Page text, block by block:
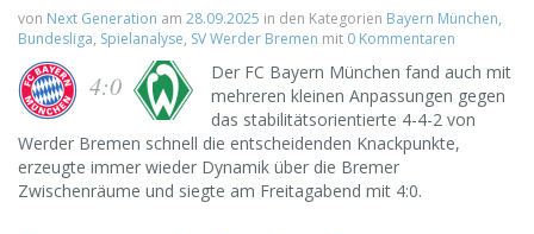
von Next Generation am 28.09.2025 in den Kategorien Bayern München,
Bundesliga, Spielanalyse, SV Werder Bremen mit 0 Kommentaren
4:0
Der FC Bayern München fand auch mit
mehreren kleinen Anpassungen gegen
das stabilitätsorientierte 4-4-2 von
Werder Bremen schnell die entscheidenden Knackpunkte,
erzeugte immer wieder Dynamik über die Bremer
Zwischenräume und siegte am Freitagabend mit 4:0.